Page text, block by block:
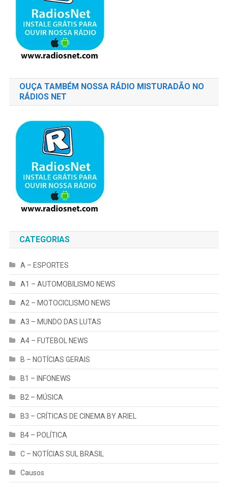
OUÇA TAMBÉM NOSSA RÁDIO MISTURADÃO NO
RÁDIOS NET
CATEGORIAS
A – ESPORTES
A1 – AUTOMOBILISMO NEWS
A2 – MOTOCICLISMO NEWS
A3 – MUNDO DAS LUTAS
A4 – FUTEBOL NEWS
B – NOTÍCIAS GERAIS
B1 – INFONEWS
B2 – MÚSICA
B3 – CRÍTICAS DE CINEMA BY ARIEL
B4 – POLÍTICA
C – NOTÍCIAS SUL BRASIL
Causos